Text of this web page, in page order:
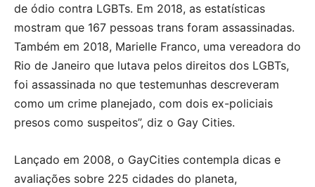
de ódio contra LGBTs. Em 2018, as estatísticas
mostram que 167 pessoas trans foram assassinadas.
Também em 2018, Marielle Franco, uma vereadora do
Rio de Janeiro que lutava pelos direitos dos LGBTs,
foi assassinada no que testemunhas descreveram
como um crime planejado, com dois ex-policiais
presos como suspeitos”, diz o Gay Cities.
Lançado em 2008, o GayCities contempla dicas e
avaliações sobre 225 cidades do planeta,